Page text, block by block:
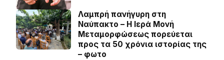
Λαμπρή πανήγυρη στη
Ναύπακτο – Η Ιερά Μονή
Μεταμορφώσεως πορεύεται
προς τα 50 χρόνια ιστορίας της
– φωτο